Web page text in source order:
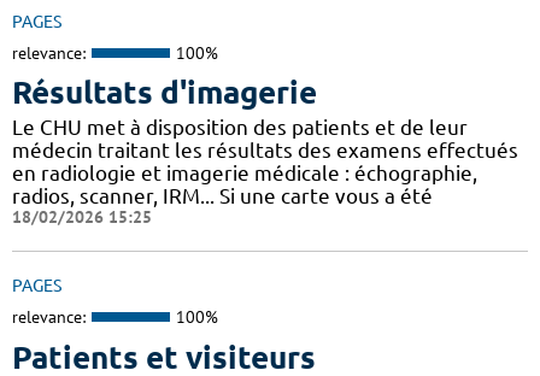
PAGES
relevance: 100%
Résultats d'imagerie
Le CHU met à disposition des patients et de leur
médecin traitant les résultats des examens effectués
en radiologie et imagerie médicale : échographie,
radios, scanner, IRM... Si une carte vous a été
18/02/2026 15:25
PAGES
relevance: 100%
Patients et visiteurs